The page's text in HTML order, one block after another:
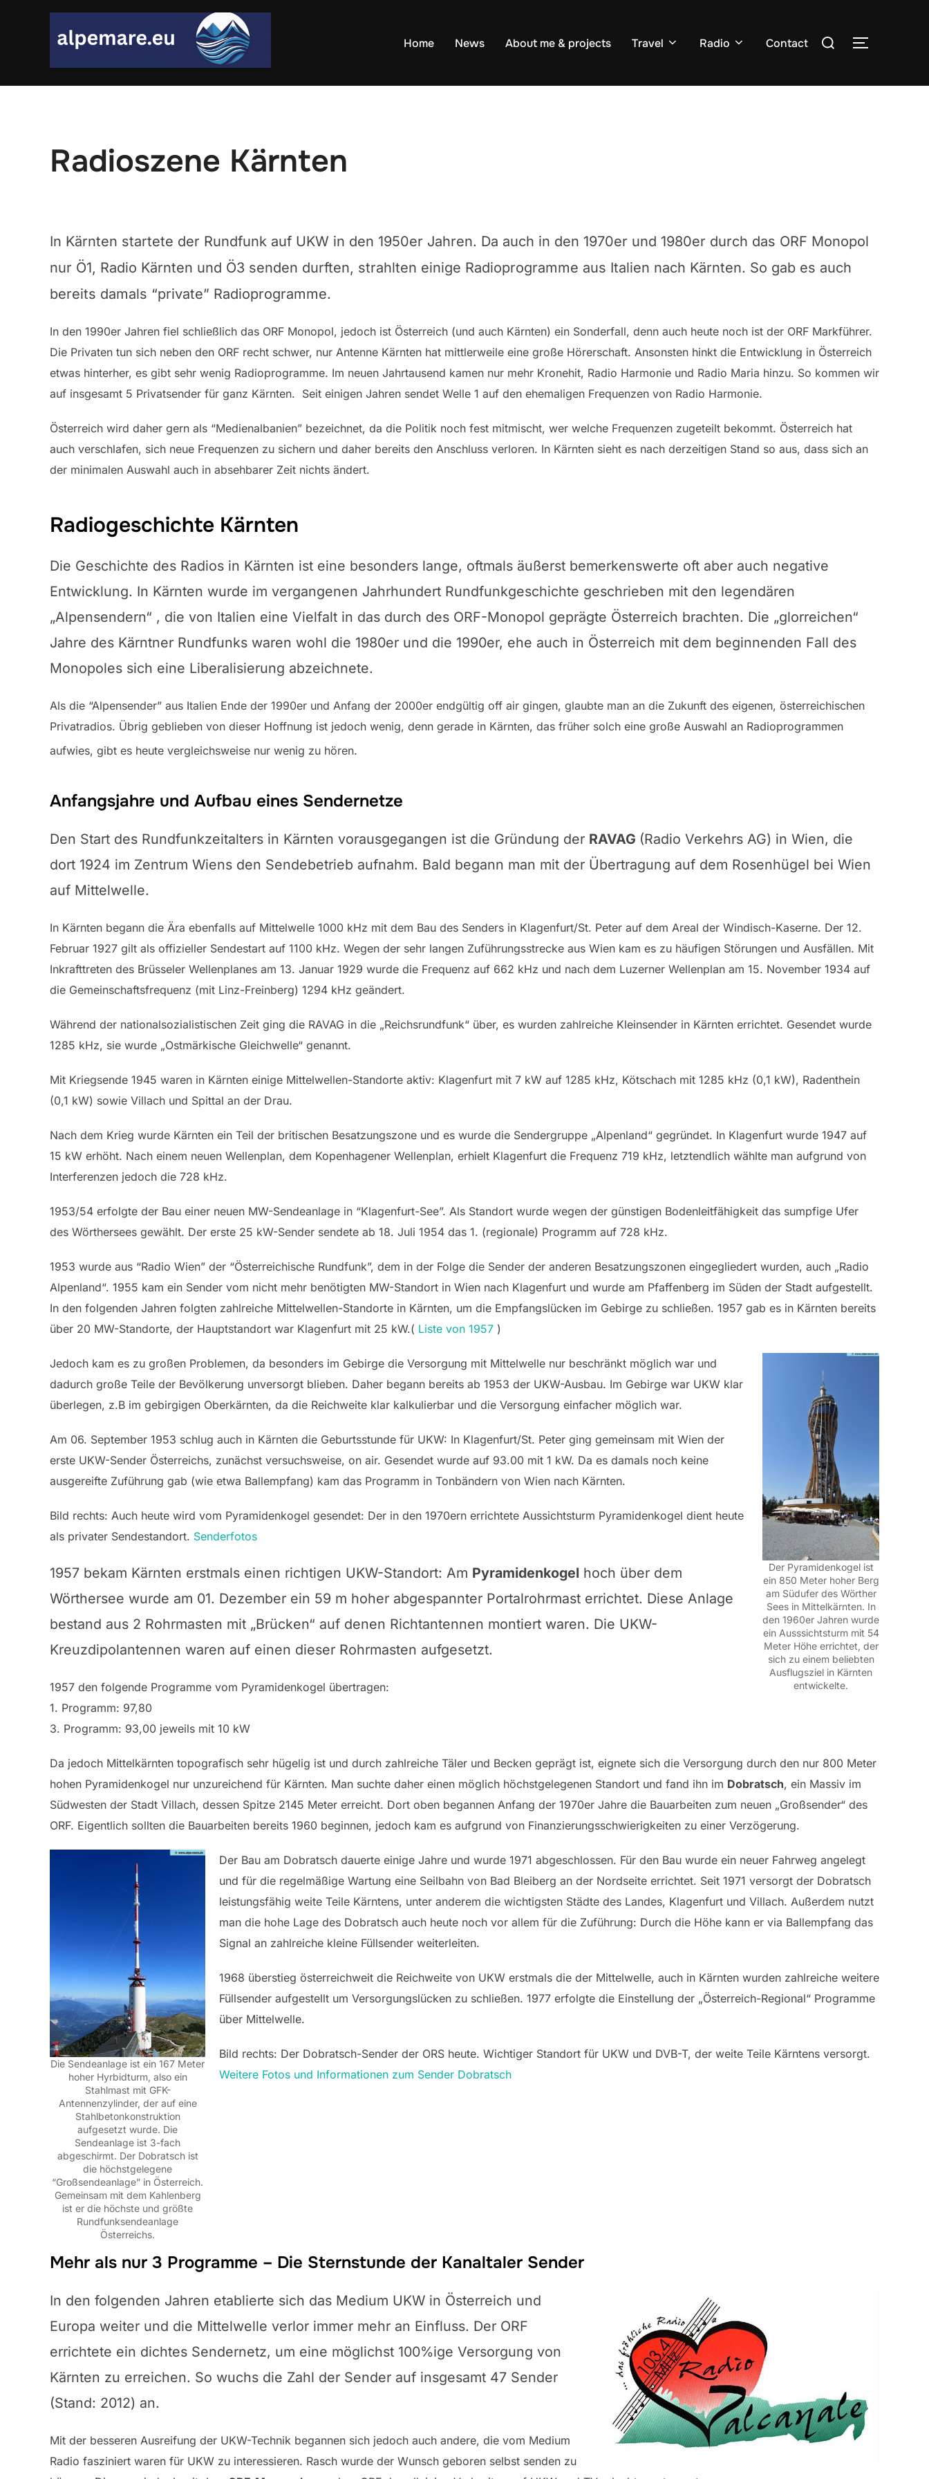
Home News About me & projects Travel Radio Contact
Search
TOGGLE
Radioszene Kärnten
In Kärnten startete der Rundfunk auf UKW in den 1950er Jahren. Da auch in den 1970er und 1980er durch das ORF Monopol
nur Ö1, Radio Kärnten und Ö3 senden durften, strahlten einige Radioprogramme aus Italien nach Kärnten. So gab es auch
bereits damals “private” Radioprogramme.
In den 1990er Jahren fiel schließlich das ORF Monopol, jedoch ist Österreich (und auch Kärnten) ein Sonderfall, denn auch heute noch ist der ORF Markführer.
Die Privaten tun sich neben den ORF recht schwer, nur Antenne Kärnten hat mittlerweile eine große Hörerschaft. Ansonsten hinkt die Entwicklung in Österreich
etwas hinterher, es gibt sehr wenig Radioprogramme. Im neuen Jahrtausend kamen nur mehr Kronehit, Radio Harmonie und Radio Maria hinzu. So kommen wir
auf insgesamt 5 Privatsender für ganz Kärnten. Seit einigen Jahren sendet Welle 1 auf den ehemaligen Frequenzen von Radio Harmonie.
Österreich wird daher gern als “Medienalbanien” bezeichnet, da die Politik noch fest mitmischt, wer welche Frequenzen zugeteilt bekommt. Österreich hat
auch verschlafen, sich neue Frequenzen zu sichern und daher bereits den Anschluss verloren. In Kärnten sieht es nach derzeitigen Stand so aus, dass sich an
der minimalen Auswahl auch in absehbarer Zeit nichts ändert.
Radiogeschichte Kärnten
Die Geschichte des Radios in Kärnten ist eine besonders lange, oftmals äußerst bemerkenswerte oft aber auch negative
Entwicklung. In Kärnten wurde im vergangenen Jahrhundert Rundfunkgeschichte geschrieben mit den legendären
„Alpensendern“ , die von Italien eine Vielfalt in das durch des ORF-Monopol geprägte Österreich brachten. Die „glorreichen“
Jahre des Kärntner Rundfunks waren wohl die 1980er und die 1990er, ehe auch in Österreich mit dem beginnenden Fall des
Monopoles sich eine Liberalisierung abzeichnete.
Als die “Alpensender” aus Italien Ende der 1990er und Anfang der 2000er endgültig off air gingen, glaubte man an die Zukunft des eigenen, österreichischen
Privatradios. Übrig geblieben von dieser Hoffnung ist jedoch wenig, denn gerade in Kärnten, das früher solch eine große Auswahl an Radioprogrammen
aufwies, gibt es heute vergleichsweise nur wenig zu hören.
Anfangsjahre und Aufbau eines Sendernetze
Den Start des Rundfunkzeitalters in Kärnten vorausgegangen ist die Gründung der RAVAG (Radio Verkehrs AG) in Wien, die
dort 1924 im Zentrum Wiens den Sendebetrieb aufnahm. Bald begann man mit der Übertragung auf dem Rosenhügel bei Wien
auf Mittelwelle.
In Kärnten begann die Ära ebenfalls auf Mittelwelle 1000 kHz mit dem Bau des Senders in Klagenfurt/St. Peter auf dem Areal der Windisch-Kaserne. Der 12.
Februar 1927 gilt als offizieller Sendestart auf 1100 kHz. Wegen der sehr langen Zuführungsstrecke aus Wien kam es zu häufigen Störungen und Ausfällen. Mit
Inkrafttreten des Brüsseler Wellenplanes am 13. Januar 1929 wurde die Frequenz auf 662 kHz und nach dem Luzerner Wellenplan am 15. November 1934 auf
die Gemeinschaftsfrequenz (mit Linz-Freinberg) 1294 kHz geändert.
Während der nationalsozialistischen Zeit ging die RAVAG in die „Reichsrundfunk“ über, es wurden zahlreiche Kleinsender in Kärnten errichtet. Gesendet wurde
1285 kHz, sie wurde „Ostmärkische Gleichwelle“ genannt.
Mit Kriegsende 1945 waren in Kärnten einige Mittelwellen-Standorte aktiv: Klagenfurt mit 7 kW auf 1285 kHz, Kötschach mit 1285 kHz (0,1 kW), Radenthein
(0,1 kW) sowie Villach und Spittal an der Drau.
Nach dem Krieg wurde Kärnten ein Teil der britischen Besatzungszone und es wurde die Sendergruppe „Alpenland“ gegründet. In Klagenfurt wurde 1947 auf
15 kW erhöht. Nach einem neuen Wellenplan, dem Kopenhagener Wellenplan, erhielt Klagenfurt die Frequenz 719 kHz, letztendlich wählte man aufgrund von
Interferenzen jedoch die 728 kHz.
1953/54 erfolgte der Bau einer neuen MW-Sendeanlage in “Klagenfurt-See”. Als Standort wurde wegen der günstigen Bodenleitfähigkeit das sumpfige Ufer
des Wörthersees gewählt. Der erste 25 kW-Sender sendete ab 18. Juli 1954 das 1. (regionale) Programm auf 728 kHz.
1953 wurde aus “Radio Wien” der “Österreichische Rundfunk”, dem in der Folge die Sender der anderen Besatzungszonen eingegliedert wurden, auch „Radio
Alpenland“. 1955 kam ein Sender vom nicht mehr benötigten MW-Standort in Wien nach Klagenfurt und wurde am Pfaffenberg im Süden der Stadt aufgestellt.
In den folgenden Jahren folgten zahlreiche Mittelwellen-Standorte in Kärnten, um die Empfangslücken im Gebirge zu schließen. 1957 gab es in Kärnten bereits
über 20 MW-Standorte, der Hauptstandort war Klagenfurt mit 25 kW.( Liste von 1957 )
Der Pyramidenkogel ist
ein 850 Meter hoher Berg
am Südufer des Wörther
Sees in Mittelkärnten. In
den 1960er Jahren wurde
ein Ausssichtsturm mit 54
Meter Höhe errichtet, der
sich zu einem beliebten
Ausflugsziel in Kärnten
entwickelte.
Jedoch kam es zu großen Problemen, da besonders im Gebirge die Versorgung mit Mittelwelle nur beschränkt möglich war und
dadurch große Teile der Bevölkerung unversorgt blieben. Daher begann bereits ab 1953 der UKW-Ausbau. Im Gebirge war UKW klar
überlegen, z.B im gebirgigen Oberkärnten, da die Reichweite klar kalkulierbar und die Versorgung einfacher möglich war.
Am 06. September 1953 schlug auch in Kärnten die Geburtsstunde für UKW: In Klagenfurt/St. Peter ging gemeinsam mit Wien der
erste UKW-Sender Österreichs, zunächst versuchsweise, on air. Gesendet wurde auf 93.00 mit 1 kW. Da es damals noch keine
ausgereifte Zuführung gab (wie etwa Ballempfang) kam das Programm in Tonbändern von Wien nach Kärnten.
Bild rechts: Auch heute wird vom Pyramidenkogel gesendet: Der in den 1970ern errichtete Aussichtsturm Pyramidenkogel dient heute
als privater Sendestandort. Senderfotos
1957 bekam Kärnten erstmals einen richtigen UKW-Standort: Am Pyramidenkogel hoch über dem
Wörthersee wurde am 01. Dezember ein 59 m hoher abgespannter Portalrohrmast errichtet. Diese Anlage
bestand aus 2 Rohrmasten mit „Brücken“ auf denen Richtantennen montiert waren. Die UKW-
Kreuzdipolantennen waren auf einen dieser Rohrmasten aufgesetzt.
1957 den folgende Programme vom Pyramidenkogel übertragen:
1. Programm: 97,80
3. Programm: 93,00 jeweils mit 10 kW
Da jedoch Mittelkärnten topografisch sehr hügelig ist und durch zahlreiche Täler und Becken geprägt ist, eignete sich die Versorgung durch den nur 800 Meter
hohen Pyramidenkogel nur unzureichend für Kärnten. Man suchte daher einen möglich höchstgelegenen Standort und fand ihn im Dobratsch, ein Massiv im
Südwesten der Stadt Villach, dessen Spitze 2145 Meter erreicht. Dort oben begannen Anfang der 1970er Jahre die Bauarbeiten zum neuen „Großsender“ des
ORF. Eigentlich sollten die Bauarbeiten bereits 1960 beginnen, jedoch kam es aufgrund von Finanzierungsschwierigkeiten zu einer Verzögerung.
Die Sendeanlage ist ein 167 Meter
hoher Hyrbidturm, also ein
Stahlmast mit GFK-
Antennenzylinder, der auf eine
Stahlbetonkonstruktion
aufgesetzt wurde. Die
Sendeanlage ist 3-fach
abgeschirmt. Der Dobratsch ist
die höchstgelegene
“Großsendeanlage” in Österreich.
Gemeinsam mit dem Kahlenberg
ist er die höchste und größte
Rundfunksendeanlage
Österreichs.
Der Bau am Dobratsch dauerte einige Jahre und wurde 1971 abgeschlossen. Für den Bau wurde ein neuer Fahrweg angelegt
und für die regelmäßige Wartung eine Seilbahn von Bad Bleiberg an der Nordseite errichtet. Seit 1971 versorgt der Dobratsch
leistungsfähig weite Teile Kärntens, unter anderem die wichtigsten Städte des Landes, Klagenfurt und Villach. Außerdem nutzt
man die hohe Lage des Dobratsch auch heute noch vor allem für die Zuführung: Durch die Höhe kann er via Ballempfang das
Signal an zahlreiche kleine Füllsender weiterleiten.
1968 überstieg österreichweit die Reichweite von UKW erstmals die der Mittelwelle, auch in Kärnten wurden zahlreiche weitere
Füllsender aufgestellt um Versorgungslücken zu schließen. 1977 erfolgte die Einstellung der „Österreich-Regional“ Programme
über Mittelwelle.
Bild rechts: Der Dobratsch-Sender der ORS heute. Wichtiger Standort für UKW und DVB-T, der weite Teile Kärntens versorgt.
Weitere Fotos und Informationen zum Sender Dobratsch
Mehr als nur 3 Programme – Die Sternstunde der Kanaltaler Sender
In den folgenden Jahren etablierte sich das Medium UKW in Österreich und
Europa weiter und die Mittelwelle verlor immer mehr an Einfluss. Der ORF
errichtete ein dichtes Sendernetz, um eine möglichst 100%ige Versorgung von
Kärnten zu erreichen. So wuchs die Zahl der Sender auf insgesamt 47 Sender
(Stand: 2012) an.
Mit der besseren Ausreifung der UKW-Technik begannen sich jedoch auch andere, die vom Medium
Radio fasziniert waren für UKW zu interessieren. Rasch wurde der Wunsch geboren selbst senden zu